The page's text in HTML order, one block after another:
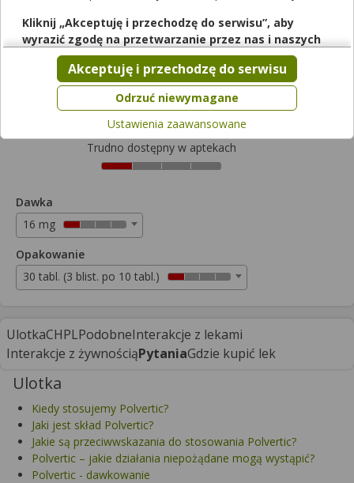
Polvertic
16 mg| 30 tabl.
lek na receptę
Rezerwuj
Cena zależna od apteki
Trudno dostępny w aptekach
Dawka
16 mg
Opakowanie
30 tabl. (3 blist. po 10 tabl.)
UlotkaCHPLPodobneInterakcje z lekami
Interakcje z żywnościąPytaniaGdzie kupić lek
Ulotka
Kiedy stosujemy Polvertic?
Jaki jest skład Polvertic?
Jakie są przeciwwskazania do stosowania Polvertic?
Polvertic – jakie działania niepożądane mogą wystąpić?
Polvertic - dawkowanie
Kliknij „Akceptuję i przechodzę do serwisu”, aby
wyrazić zgodę na przetwarzanie przez nas i naszych
partnerów Twoich danych w powyższych celach.
Pamiętaj, że wyrażenie zgody jest dobrowolne, a wyrażoną
zgodę możesz w każdej chwili cofnąć, możesz też wycofać
zgodę na przetwarzanie Twoich danych tylko w niektórych
celach. Jeżeli chcesz dowiedzieć się więcej lub chcesz
przeprowadzić konfigurację szczegółową, to możesz tego
dokonać za pomocą „Ustawień zaawansowanych”.
zewnętrznych w naszym serwisie znajdziesz w
Serwisu.
Odrzuć niewymagane
Akceptuję i przechodzę do serwisu
Ustawienia zaawansowane